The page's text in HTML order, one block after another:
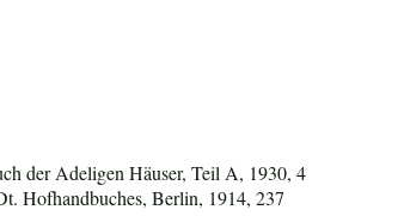
der Adeligen Häuser, Teil A, 1930, 4
Hofhandbuches, Berlin, 1914, 237